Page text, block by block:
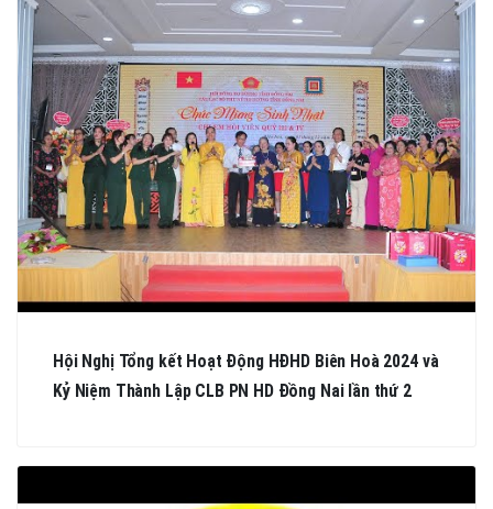
Hội Nghị Tổng kết Hoạt Động HĐHD Biên Hoà 2024 và
Kỷ Niệm Thành Lập CLB PN HD Đồng Nai lần thứ 2